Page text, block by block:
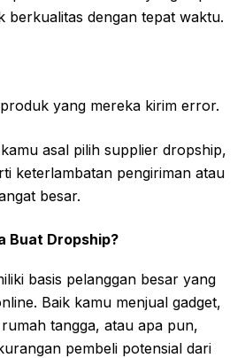
berkualitas dengan tepat waktu.
yang mereka kirim error.
asal pilih supplier dropship,
keterlambatan pengiriman atau
besar.
Buat Dropship?
basis pelanggan besar yang
Baik kamu menjual gadget,
tangga, atau apa pun,
pembeli potensial dari